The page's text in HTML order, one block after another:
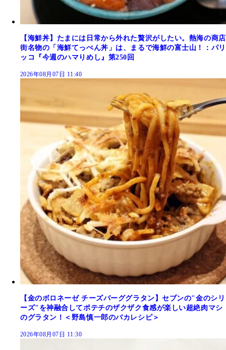
【海鮮丼】たまには日常から外れた贅沢がしたい。熱海の商店
街名物の「海鮮てっぺん丼」は、まるで海鮮の富士山！：パリ
ッコ『今週のハマりめし』第250回
2026年08月07日 11:40
【金のボロネーゼ チーズバーググラタン】セブンの"金のシリ
ーズ"を神融合してポテチのザクザク食感が楽しい超絶肉マシ
のグラタン！＜野島慎一郎のバカレシピ＞
2026年08月07日 11:30